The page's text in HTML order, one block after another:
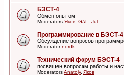
БЭСТ-4
Обмен опытом
Moderators Яков GAL Jul
Программирование в БЭСТ-4
Обсуждение вопросов
Moderatornordk
Технический форум БЭСТ-4
посвящен вопросам работы и
ModeratorsAnatoly, Яков